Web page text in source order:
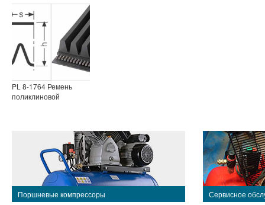
PL 8-1764 Ремень
поликлиновой
Поршневые компрессоры Сервисное